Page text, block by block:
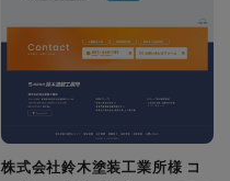
株式会社鈴木塗装工業所様 コ